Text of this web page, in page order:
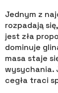
Jednym z
rozpadają
jest zła
dominuje
masa staje
wysychania.
cegła traci